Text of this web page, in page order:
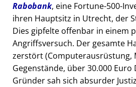
Rabobank, eine Fortune-500-
ihren Hauptsitz in Utrecht, der
Dies gipfelte offenbar in einem
Angriffsversuch. Der gesamte
zerstört (Computerausrüstung,
Gegenstände, über 30.000
Gründer sah sich absurder